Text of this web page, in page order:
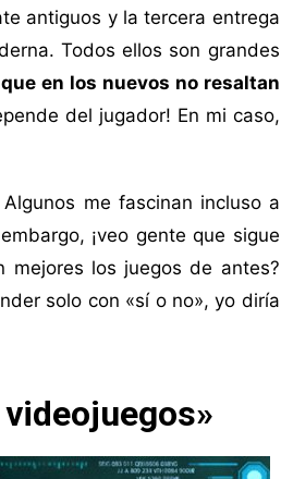
antiguos y la tercera entrega
Todos ellos son grandes
en los nuevos no resaltan
del jugador! En mi caso,
me fascinan incluso a
¡veo gente que sigue
mejores los juegos de antes?
solo con «sí o no», yo diría